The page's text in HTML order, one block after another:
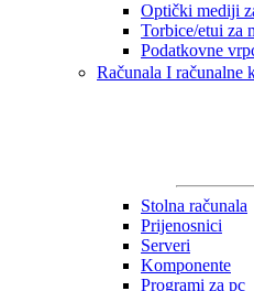
Optički mediji
Torbice/etui za
Podatkovne
Računala I računalne
Stolna računala
Prijenosnici
Serveri
Komponente
Programi za pc